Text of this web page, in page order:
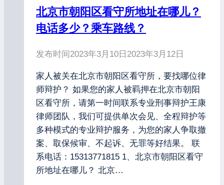
北京市朝阳区看守所地址在哪儿？
电话多少？乘车路线？
发布时间2023年3月10日 2023年3月12日
家人被关在北京市朝阳区看守所，要找哪位律
师辩护？ 如果您的家人被羁押在北京市朝阳
区看守所，请第一时间联系专业刑事辩护王康
律师团队，我们可提供单次会见、全程辩护等
多种模式的专业辩护服务，为您的家人争取撤
案、取保候审、不起诉、无罪等好结果。 联
系电话：15313771815 1、北京市朝阳区看守
所地址在哪儿？ 北京…